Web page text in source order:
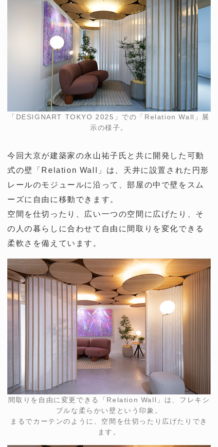
「DESIGNART TOKYO 2025」での「Relation Wall」展
示の様子。
今回大京が建築家の永山祐子氏と共に開発した可動
式の壁「Relation Wall」は、天井に設置された円形
レールのモジュールに沿って、部屋の中で壁をスム
ーズに自由に移動できます。
空間を仕切ったり、広い一つの空間に広げたり、そ
の人の暮らしに合わせて自由に間取りを変化できる
柔軟さを備えています。
間取りを自由に変更できる「Relation Wall」は、フレキシ
ブルな柔らかい壁という印象。
まるでカーテンのように、空間を仕切ったり広げたりでき
ます。